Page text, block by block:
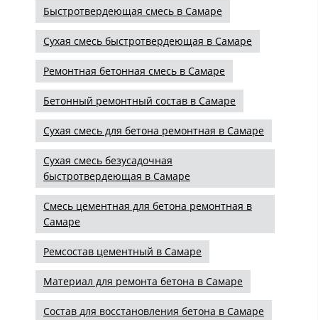
Быстротвердеющая смесь в Самаре
Сухая смесь быстротвердеющая в Самаре
Ремонтная бетонная смесь в Самаре
Бетонный ремонтный состав в Самаре
Сухая смесь для бетона ремонтная в Самаре
Сухая смесь безусадочная
быстротвердеющая в Самаре
Смесь цементная для бетона ремонтная в
Самаре
Ремсостав цементный в Самаре
Материал для ремонта бетона в Самаре
Состав для восстановления бетона в Самаре